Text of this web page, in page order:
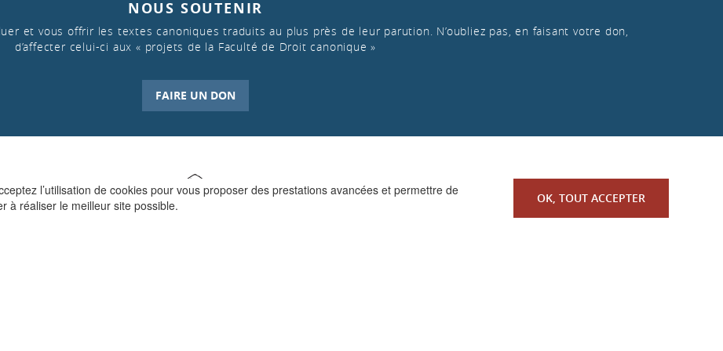
l’utilisation de cookies pour vous proposer des prestations avancées et permettre de
à réaliser le meilleur site possible.
OK, TOUT ACCEPTER
NOUS SOUTENIR
et vous offrir les textes canoniques traduits au plus près de leur parution. N’oubliez pas, en faisant votre don,
d’affecter celui-ci aux « projets de la Faculté de Droit canonique »
FAIRE UN DON